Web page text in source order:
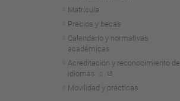
Matrícula
Precios y becas
Calendario y normativas
académicas
Acreditación y reconocimiento de
idiomas
Movilidad y prácticas